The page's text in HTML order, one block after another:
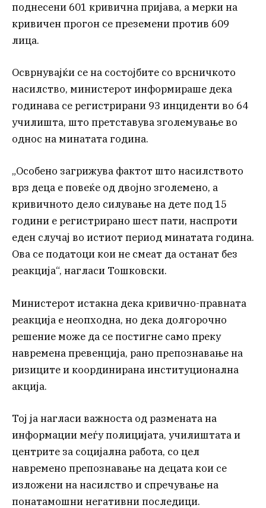
поднесени 601 кривична пријава, а мерки на
кривичен прогон се преземени против 609
лица.
Осврнувајќи се на состојбите со врсничкото
насилство, министерот информираше дека
годинава се регистрирани 93 инциденти во 64
училишта, што претставува зголемување во
однос на минатата година.
„Особено загрижува фактот што насилството
врз деца е повеќе од двојно зголемено, а
кривичното дело силување на дете под 15
години е регистрирано шест пати, наспроти
еден случај во истиот период минатата година.
Ова се податоци кои не смеат да останат без
реакција“, нагласи Тошковски.
Министерот истакна дека кривично-правната
реакција е неопходна, но дека долгорочно
решение може да се постигне само преку
навремена превенција, рано препознавање на
ризиците и координирана институционална
акција.
Тој ја нагласи важноста од размената на
информации меѓу полицијата, училиштата и
центрите за социјална работа, со цел
навремено препознавање на децата кои се
изложени на насилство и спречување на
понатамошни негативни последици.